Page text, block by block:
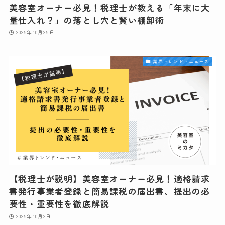
美容室オーナー必見！税理士が教える「年末に大
量仕入れ？」の落とし穴と賢い棚卸術
2025年10月25日
業界トレンド・ニュース
【税理士が説明】美容室オーナー必見！適格請求
書発行事業者登録と簡易課税の届出書、提出の必
要性・重要性を徹底解説
2025年10月2日